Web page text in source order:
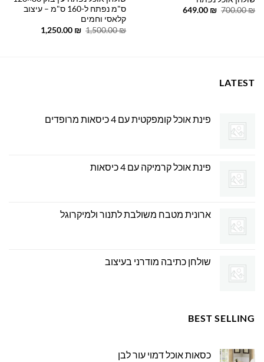
700.00₪
המחיר
649.00 ₪
המחיר
ס"מ נפתח ל-160 ס"מ – עיצוב
קלאסי וחמים
1,500.00₪
המחיר
1,250.00 ₪
המחיר
LATEST
פינת אוכל קומפקטית עם 4 כיסאות מרופדים
פינת אוכל קרמיקה עם 4 כיסאות
ארונית מטבח משולבת לתנור ולמיקרוגל
שולחן כתיבה מודרני בעיצוב
BEST SELLING
כסאות אוכל דמוי עור לבן